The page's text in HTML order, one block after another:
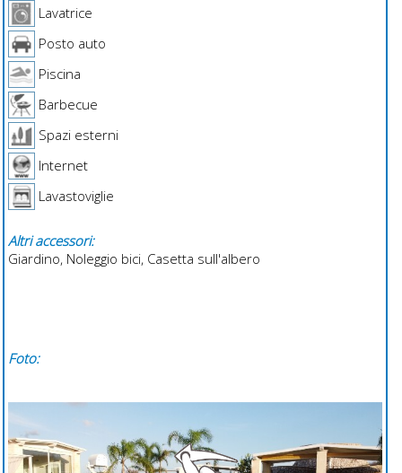
Lavatrice
Posto auto
Piscina
Barbecue
Spazi esterni
Internet
Lavastoviglie
Altri accessori:
Giardino, Noleggio bici, Casetta sull'albero
Foto: